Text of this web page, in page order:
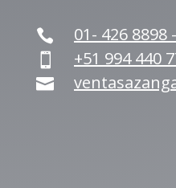
 01- 426 8898
 +51 994 440
